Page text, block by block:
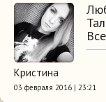
Кристина
03 февраля 2016 | 23:21